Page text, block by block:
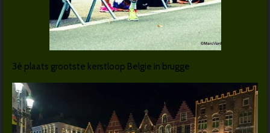
3é plaats grootste kerstloop Belgie in brugge